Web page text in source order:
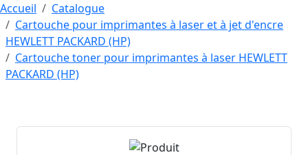
Accueil
Catalogue
Cartouche pour imprimantes à laser et à jet d'encre
HEWLETT PACKARD (HP)
Cartouche toner pour imprimantes à laser HEWLETT
PACKARD (HP)